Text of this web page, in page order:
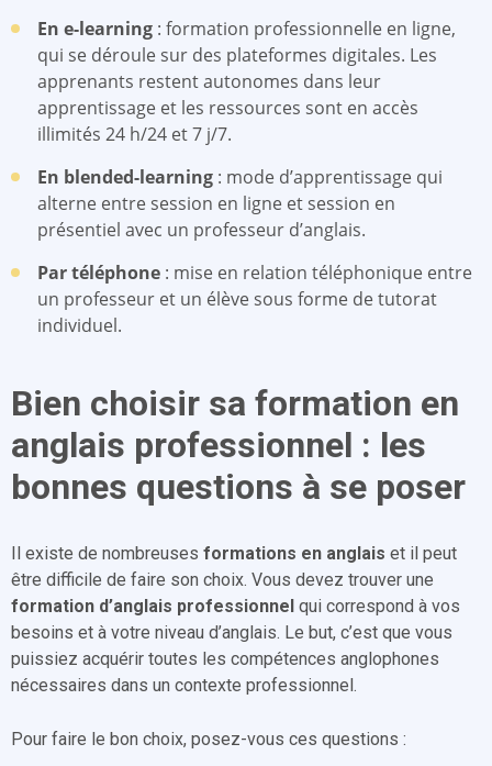
En e-learning : formation professionnelle en ligne,
qui se déroule sur des plateformes digitales. Les
apprenants restent autonomes dans leur
apprentissage et les ressources sont en accès
illimités 24 h/24 et 7 j/7.
En blended-learning : mode d’apprentissage qui
alterne entre session en ligne et session en
présentiel avec un professeur d’anglais.
Par téléphone : mise en relation téléphonique entre
un professeur et un élève sous forme de tutorat
individuel.
Bien choisir sa formation en
anglais professionnel : les
bonnes questions à se poser
Il existe de nombreuses formations en anglais et il peut
être difficile de faire son choix. Vous devez trouver une
formation d’anglais professionnel qui correspond à vos
besoins et à votre niveau d’anglais. Le but, c’est que vous
puissiez acquérir toutes les compétences anglophones
nécessaires dans un contexte professionnel.
Pour faire le bon choix, posez-vous ces questions :